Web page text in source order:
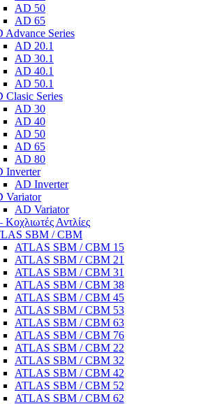
AD 50
AD 65
Advance Series
AD 20.1
AD 30.1
AD 40.1
AD 50.1
Clasic Series
AD 30
AD 40
AD 50
AD 65
AD 80
Inverter
AD Inverter
Variator
AD Variator
Αντλίες
SBM / CBM
ATLAS SBM / CBM 15
ATLAS SBM / CBM 21
ATLAS SBM / CBM 31
ATLAS SBM / CBM 38
ATLAS SBM / CBM 45
ATLAS SBM / CBM 53
ATLAS SBM / CBM 63
ATLAS SBM / CBM 76
ATLAS SBM / CBM 22
ATLAS SBM / CBM 32
ATLAS SBM / CBM 42
ATLAS SBM / CBM 52
ATLAS SBM / CBM 62